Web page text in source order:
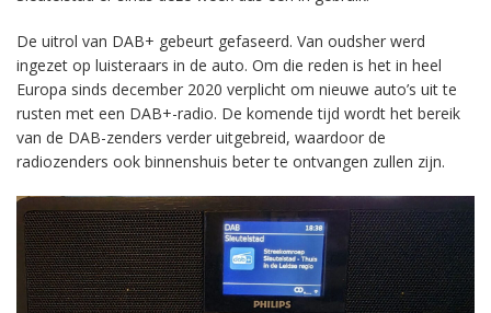
De uitrol van DAB+ gebeurt gefaseerd. Van oudsher werd
ingezet op luisteraars in de auto. Om die reden is het in heel
Europa sinds december 2020 verplicht om nieuwe auto’s uit te
rusten met een DAB+-radio. De komende tijd wordt het bereik
van de DAB-zenders verder uitgebreid, waardoor de
radiozenders ook binnenshuis beter te ontvangen zullen zijn.